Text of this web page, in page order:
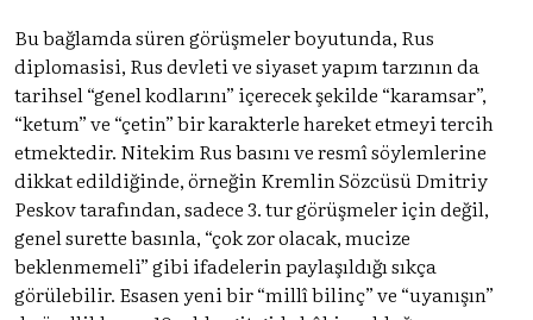
Bu bağlamda süren görüşmeler boyutunda, Rus
diplomasisi, Rus devleti ve siyaset yapım tarzının da
tarihsel “genel kodlarını” içerecek şekilde “karamsar”,
“ketum” ve “çetin” bir karakterle hareket etmeyi tercih
etmektedir. Nitekim Rus basını ve resmî söylemlerine
dikkat edildiğinde, örneğin Kremlin Sözcüsü Dmitriy
Peskov tarafından, sadece 3. tur görüşmeler için değil,
genel surette basınla, “çok zor olacak, mucize
beklenmemeli” gibi ifadelerin paylaşıldığı sıkça
görülebilir. Esasen yeni bir “millî bilinç” ve “uyanışın”